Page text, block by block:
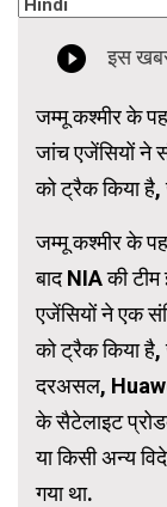
जम्मू कश्मीर के
जांच एजेंसियों ने
को ट्रैक किया
जम्मू कश्मीर के
बाद NIA की टीम
एजेंसियों ने एक
को ट्रैक किया
दरअसल,
के सैटेलाइट
या किसी अन्य
गया था.